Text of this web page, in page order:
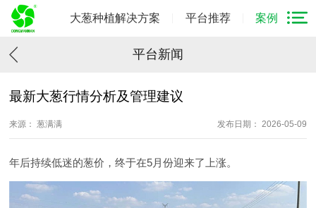
大葱种植解决方案 平台推荐 案例
平台新闻
最新大葱行情分析及管理建议
来源： 葱满满 发布日期： 2026-05-09
年后持续低迷的葱价，终于在5月份迎来了上涨。